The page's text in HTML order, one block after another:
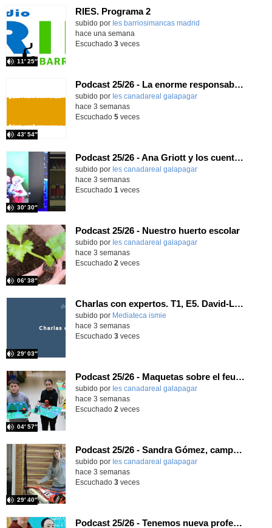
RIES. Programa 2
Contenido educativo.
subido por Ies barriosimancas madrid
11′ 25″
hace una semana
Escuchado 3veces
Podcast 25/26 - La enorme responsabilidad de ser juez
subido por Ies canadareal galapagar
43′ 54″
-
hace 3 semanas
Escuchado 5veces
Podcast 25/26 - Ana Griott y los cuentos de las voces olvidadas
subido por Ies canadareal galapagar
30′ 30″
-
hace 3 semanas
Escuchado 1 veces
Podcast 25/26 - Nuestro huerto escolar
subido por Ies canadareal galapagar
06′ 38″
-
hace 3 semanas
Escuchado 2 veces
Charlas con expertos. T1, E5. David-Li Ilundáin Reviriego
subido por Mediateca ismie
29′ 03″
hace 3 semanas
Escuchado 3veces
Podcast 25/26 - Maquetas sobre el feudalismo
subido por Ies canadareal galapagar
04′ 57″
-
hace 3 semanas
Escuchado 2 veces
Podcast 25/26 - Sandra Gómez, campeona de Enduro
subido por Ies canadareal galapagar
29′ 40″
-
hace 3 semanas
Escuchado 3veces
Podcast 25/26 - Tenemos nueva profesora de Griego ¿Conoces a María Eugenia?